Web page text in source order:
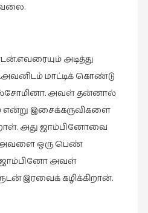
அடித்து
மாட்டிக் கொண்டு
அவள் தன்னால்
என்று இசைக்கருவிகளை
அது ஜாம்பினோவை
அவளை ஒரு பெண்
ஜாம்பினோ அவள்
இரவைக் கழிக்கிறான்.